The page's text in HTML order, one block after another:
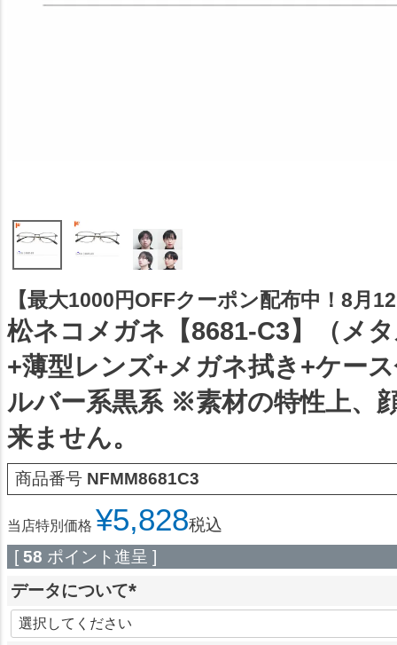
【最大1000円OFFクーポン配布中！8月
松ネコメガネ【8681-C3】（メ
+薄型レンズ+メガネ拭き+ケー
ルバー系黒系 ※素材の特性上、
来ません。
商品番号 NFMM8681C3
当店特別価格 ¥5,828税込
[ 58 ポイント進呈 ]
データについて
(
必